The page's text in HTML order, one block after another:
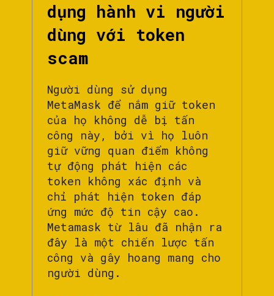
dụng hành vi người
dùng với token
scam
Người dùng sử dụng
MetaMask để nắm giữ token
của họ không dễ bị tấn
công này, bởi vì họ luôn
giữ vững quan điểm không
tự động phát hiện các
token không xác định và
chỉ phát hiện token đáp
ứng mức độ tin cậy cao.
Metamask từ lâu đã nhận ra
đây là một chiến lược tấn
công và gây hoang mang cho
người dùng.